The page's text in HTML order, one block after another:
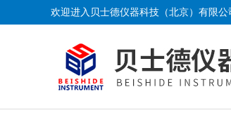
欢迎进入贝士德仪器科技（北京）有限公